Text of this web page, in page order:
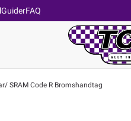
GuiderFAQ
SRAM Code R Bromshandtag